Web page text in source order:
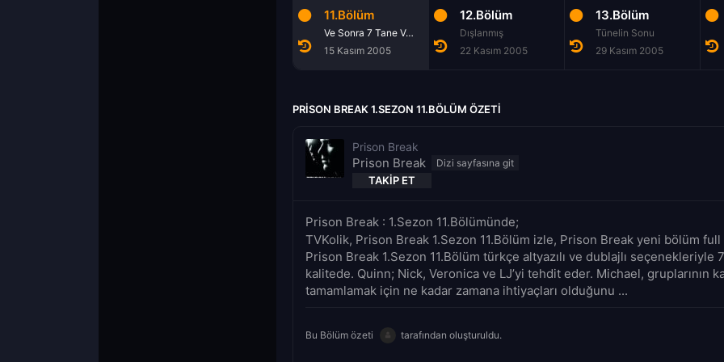
11.Bölüm
Ve Sonra 7 Tane Vardı
15 Kasım 2005
12.Bölüm
Dışlanmış
22 Kasım 2005
13.Bölüm
Tünelin Sonu
29 Kasım 2005
PRISON BREAK 1.SEZON 11.BÖLÜM ÖZETI
Prison Break
Prison Break
TAKIP ET
Prison Break : 1.Sezon 11.Bölümünde;
TVKolik, Prison Break 1.Sezon 11.Bölüm izle, Prison Break yeni bölüm
Prison Break 1.Sezon 11.Bölüm türkçe altyazılı ve dublajlı seçenekleriyle
kalitede. Quinn; Nick, Veronica ve LJ’yi tehdit eder. Michael, gruplarının
tamamlamak için ne kadar zamana ihtiyaçları olduğunu ...
Bu Bölüm özeti tarafından oluşturuldu.